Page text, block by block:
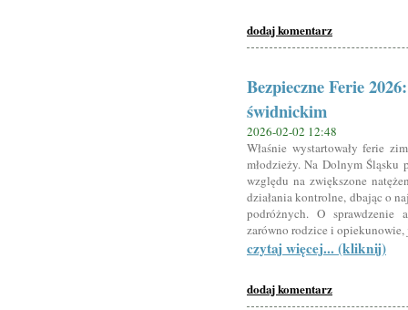
dodaj komentarz
Bezpieczne Ferie
świdnickim
2026-02-02 12:48
Właśnie wystartowały ferie
młodzieży. Na Dolnym
względu na zwiększone
działania kontrolne, dbając o
podróżnych. O sprawdzenie
zarówno rodzice i
czytaj więcej... (kliknij)
dodaj komentarz